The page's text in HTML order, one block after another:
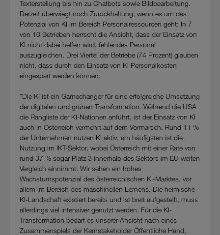
Texterstellung bis hin zu Chatbots sowie Bildbearbeitung.
Derzeit überwiegt noch Zurückhaltung, wenn es um das
Potenzial von KI im Bereich Personalressourcen geht: In 7
von 10 Betrieben herrscht die Ansicht, dass der Einsatz von
KI nicht dabei helfen wird, fehlendes Personal
auszugleichen. Drei Viertel der Betriebe (74 Prozent) glauben
nicht, dass durch den Einsatz von KI Personalkosten
eingespart werden können.
"Die KI ist ein Gamechanger für eine erfolgreiche Umsetzung
der digitalen und grünen Transformation. Während die USA
die Rangliste der KI-Nationen anführt, ist der Einsatz von KI
auch in Österreich vermehrt auf dem Vormarsch. Rund 11 %
der Unternehmen nutzen KI aktiv, am häufigsten ist die
Nutzung im IKT-Sektor, wobei Österreich mit einer Rate von
rund 37 % sogar Platz 3 innerhalb des Sektors im EU weiten
Vergleich einnimmt. Wir sehen ein hohes
Wachstumspotenzial des österreichischen KI-Marktes, vor
allem im Bereich des maschinellen Lernens. Die heimische
KI-Landschaft existiert bereits und ist breit aufgestellt, muss
allerdings viel intensiver genutzt werden. Für die KI-
Transformation bedarf es unserer Ansicht nach eines
Zusammenspiels der Kernstakeholder Öffentliche Hand,
Website unerlässlich sind.